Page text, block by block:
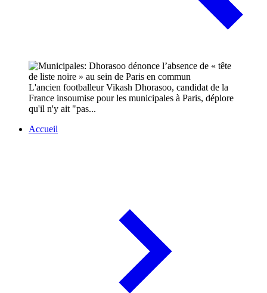
L'ancien footballeur Vikash Dhorasoo, candidat de la
France insoumise pour les municipales à Paris, déplore
qu'il n'y ait "pas...
Accueil